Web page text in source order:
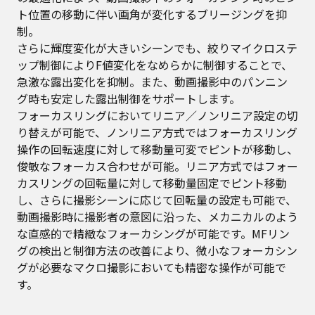
ト位置の移動に伴い画角が変化するブリージングを抑
制。
さらに輝度変化が大きいシーンでも、絞りマイクロステ
ップ制御によりF値変化をなめらかに制御することで、
急激な露出変化を抑制。また、動画撮影中のパンニン
グ時も安定した露出制御をサポートします。
フォーカスリングにおいてリニア／ノンリニア設定の切
り替えが可能で、ノンリニア方式ではフォーカスリング
操作の回転速度に対して移動量可変でピントが移動し、
俊敏なフォーカス合わせが可能。リニア方式ではフォー
カスリングの回転量に対して移動量固定でピント移動
し、さらに撮影シーンに応じて回転量の設定も可能で、
動画撮影時に撮影者の意図に沿った、メカニカルのよう
な直感的で精緻なフォーカシングが可能です。MFリン
グの検出と制御方法の改善により、微小なフォーカシン
グが必要なマクロ撮影においても精密な操作が可能で
す。